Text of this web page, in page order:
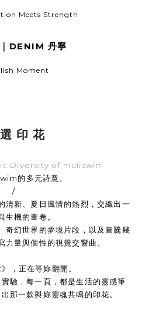
Meets Strength
DENIM 丹寧
Moment
印 花
Diversity of muiiswim
的多元詩意。
/
清新、夏日風情的熱烈，交織出一
生機的畫卷。
奇幻世界的夢境片段，以及圖騰幾
力量與個性的視覺交響曲。
，正在等妳翻開。
驗，每一頁，都是生活的靈感筆
那一款與妳靈魂共鳴的印花。